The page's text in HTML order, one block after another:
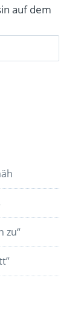
auf dem
zu“